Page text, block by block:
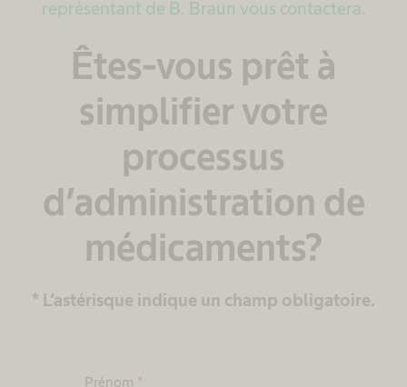
représentant de B. Braun vous contactera.
Êtes-vous prêt à
simplifier votre
processus
d’administration de
médicaments?
* L’astérisque indique un champ obligatoire.
Prénom *